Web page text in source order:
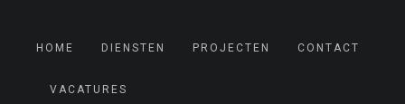
HOME DIENSTEN PROJECTEN CONTACT
VACATURES